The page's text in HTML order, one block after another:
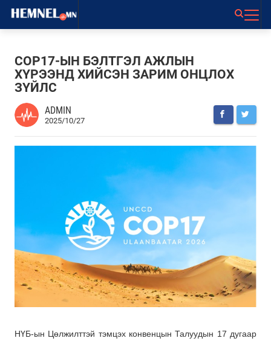
COP17-ЫН БЭЛТГЭЛ АЖЛЫН
ХҮРЭЭНД ХИЙСЭН ЗАРИМ ОНЦЛОХ
ЗҮЙЛС
ADMIN
2025/10/27
НҮБ-ын Цөлжилттэй тэмцэх конвенцын Талуудын 17 дугаар